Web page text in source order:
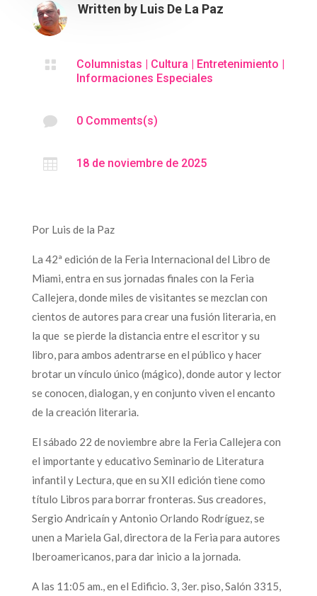
Written by Luis De La Paz
 Columnistas | Cultura | Entretenimiento |
Informaciones Especiales
 0 Comments(s)
 18 de noviembre de 2025
Por Luis de la Paz
La 42ª edición de la Feria Internacional del Libro de
Miami, entra en sus jornadas finales con la Feria
Callejera, donde miles de visitantes se mezclan con
cientos de autores para crear una fusión literaria, en
la que se pierde la distancia entre el escritor y su
libro, para ambos adentrarse en el público y hacer
brotar un vínculo único (mágico), donde autor y lector
se conocen, dialogan, y en conjunto viven el encanto
de la creación literaria.
El sábado 22 de noviembre abre la Feria Callejera con
el importante y educativo Seminario de Literatura
infantil y Lectura, que en su XII edición tiene como
título Libros para borrar fronteras. Sus creadores,
Sergio Andricaín y Antonio Orlando Rodríguez, se
unen a Mariela Gal, directora de la Feria para autores
Iberoamericanos, para dar inicio a la jornada.
A las 11:05 am., en el Edificio. 3, 3er. piso, Salón 3315,